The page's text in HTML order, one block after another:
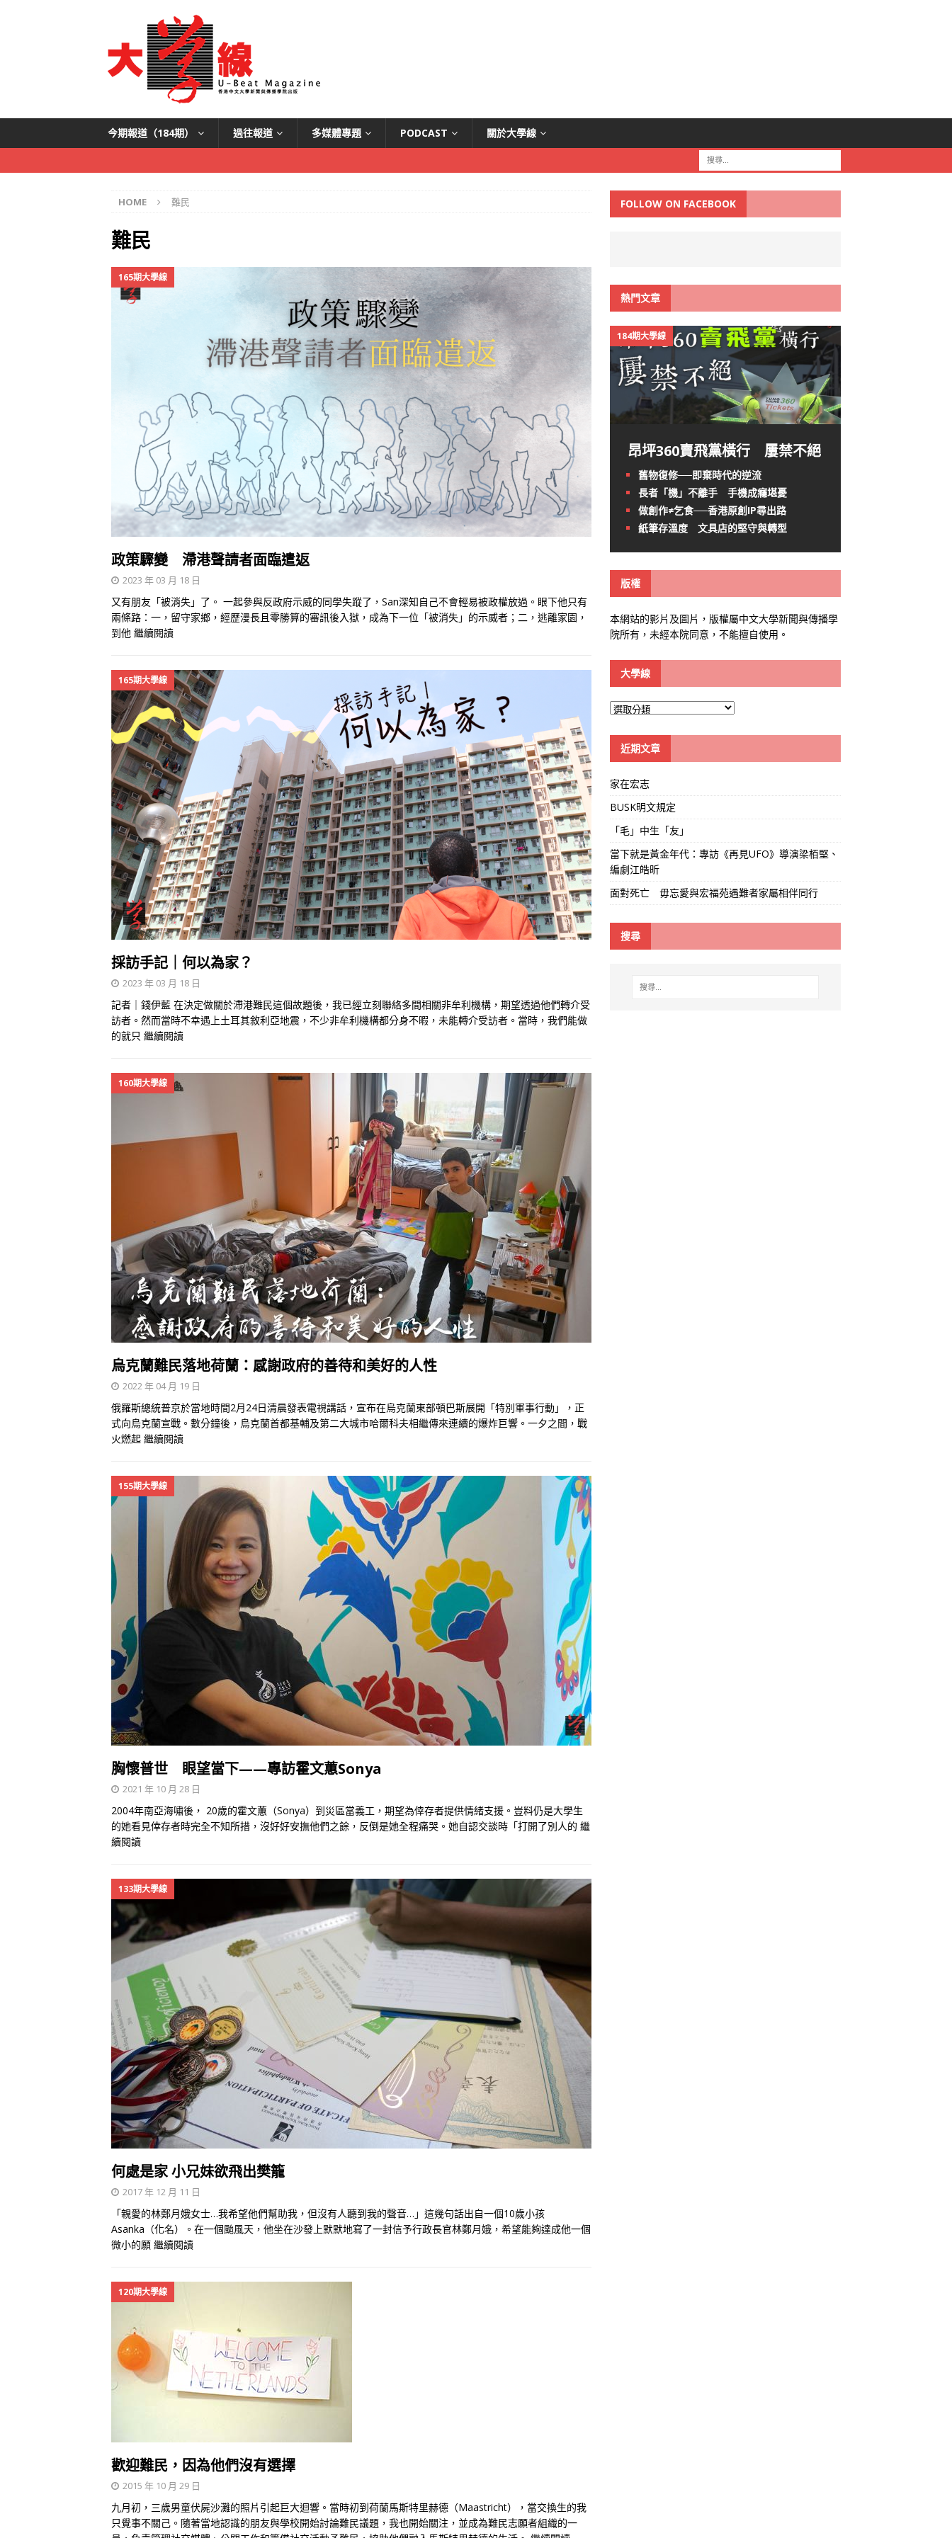
今期報道（184期） 過往報道 多媒體專題 PODCAST 關於大學線
HOME 難民
難民
165期大學線
政策驟變 滯港聲請者面臨遣返
2023 年 03 月 18 日
又有朋友「被消失」了。 一起參與反政府示威的同學失蹤了，San深知自己不會輕易被政權放過。眼下他只有
兩條路：一，留守家鄉，經歷漫長且零勝算的審訊後入獄，成為下一位「被消失」的示威者；二，逃離家園，
到他 繼續閱讀
165期大學線
採訪手記｜何以為家？
2023 年 03 月 18 日
記者｜錢伊藍 在決定做關於滯港難民這個故題後，我已經立刻聯絡多間相關非牟利機構，期望透過他們轉介受
訪者。然而當時不幸遇上土耳其敘利亞地震，不少非牟利機構都分身不暇，未能轉介受訪者。當時，我們能做
的就只 繼續閱讀
160期大學線
烏克蘭難民落地荷蘭：感謝政府的善待和美好的人性
2022 年 04 月 19 日
俄羅斯總統普京於當地時間2月24日清晨發表電視講話，宣布在烏克蘭東部頓巴斯展開「特別軍事行動」，正
式向烏克蘭宣戰。數分鐘後，烏克蘭首都基輔及第二大城市哈爾科夫相繼傳來連續的爆炸巨響。一夕之間，戰
火燃起 繼續閱讀
155期大學線
胸懷普世 眼望當下——專訪霍文蕙Sonya
2021 年 10 月 28 日
2004年南亞海嘯後， 20歲的霍文蕙（Sonya）到災區當義工，期望為倖存者提供情緒支援。豈料仍是大學生
的她看見倖存者時完全不知所措，沒好好安撫他們之餘，反倒是她全程痛哭。她自認交談時「打開了別人的 繼
續閱讀
133期大學線
何處是家 小兄妹欲飛出樊籠
2017 年 12 月 11 日
「親愛的林鄭月娥女士…我希望他們幫助我，但沒有人聽到我的聲音…」這幾句話出自一個10歲小孩
Asanka（化名）。在一個颱風天，他坐在沙發上默默地寫了一封信予行政長官林鄭月娥，希望能夠達成他一個
微小的願 繼續閱讀
120期大學線
歡迎難民，因為他們沒有選擇
2015 年 10 月 29 日
九月初，三歲男童伏屍沙灘的照片引起巨大迴響。當時初到荷蘭馬斯特里赫德（Maastricht），當交換生的我
只覺事不關己。隨著當地認識的朋友與學校開始討論難民議題，我也開始關注，並成為難民志願者組織的一
FOLLOW ON FACEBOOK
熱門文章
184期大學線
昂坪360賣飛黨橫行 屢禁不絕
舊物復修──即棄時代的逆流
長者「機」不離手 手機成癮堪憂
做創作≠乞食──香港原創IP尋出路
紙筆存溫度 文具店的堅守與轉型
版權
本網站的影片及圖片，版權屬中文大學新聞與傳播學
院所有，未經本院同意，不能擅自使用。
大學線
大
線
近期文章
家在宏志
BUSK明文規定
「毛」中生「友」
當下就是黃金年代：專訪《再見UFO》導演梁栢堅、
編劇江皓昕
面對死亡 毋忘愛與宏福苑遇難者家屬相伴同行
搜尋